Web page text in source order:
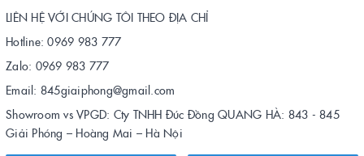
LIÊN HỆ VỚI CHÚNG TÔI THEO ĐỊA CHỈ
Hotline: 0969 983 777
Zalo: 0969 983 777
Email: 845giaiphong@gmail.com
Showroom vs VPGD: Cty TNHH Đúc Đồng QUANG HÀ: 843 - 845
Giải Phóng – Hoàng Mai – Hà Nội